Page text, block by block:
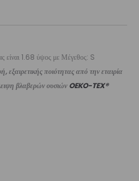
είναι 1.68 ύψος με Μέγεθος: S
ποιότητας από την εταιρία
βλαβερών ουσιών OEKO-TEX®